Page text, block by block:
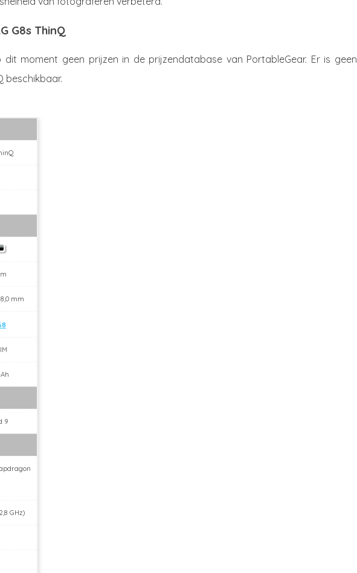
G8s ThinQ
moment geen prijzen in de prijzendatabase van PortableGear. Er is geen
beschikbaar.
8,0 mm
9
GHz)